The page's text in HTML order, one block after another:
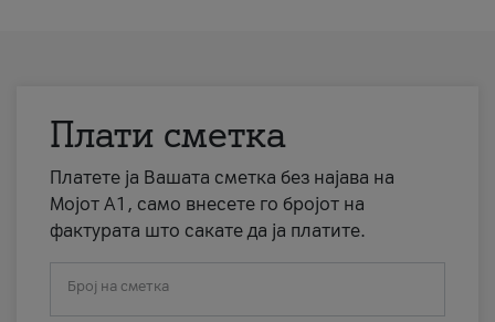
Плати сметка
Платете ја Вашата сметка без најава на
Мојот А1, само внесете го бројот на
фактурата што сакате да ја платите.
Број на сметка